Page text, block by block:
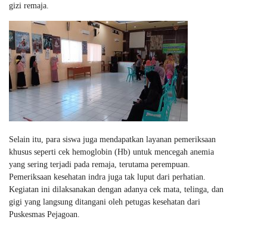
gizi remaja.
Selain itu, para siswa juga mendapatkan layanan pemeriksaan
khusus seperti cek hemoglobin (Hb) untuk mencegah anemia
yang sering terjadi pada remaja, terutama perempuan.
Pemeriksaan kesehatan indra juga tak luput dari perhatian.
Kegiatan ini dilaksanakan dengan adanya cek mata, telinga, dan
gigi yang langsung ditangani oleh petugas kesehatan dari
Puskesmas Pejagoan.